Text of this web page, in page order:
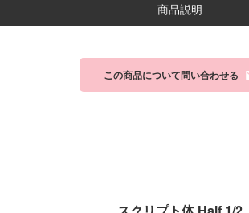
商品説明
この商品について問い合わせる